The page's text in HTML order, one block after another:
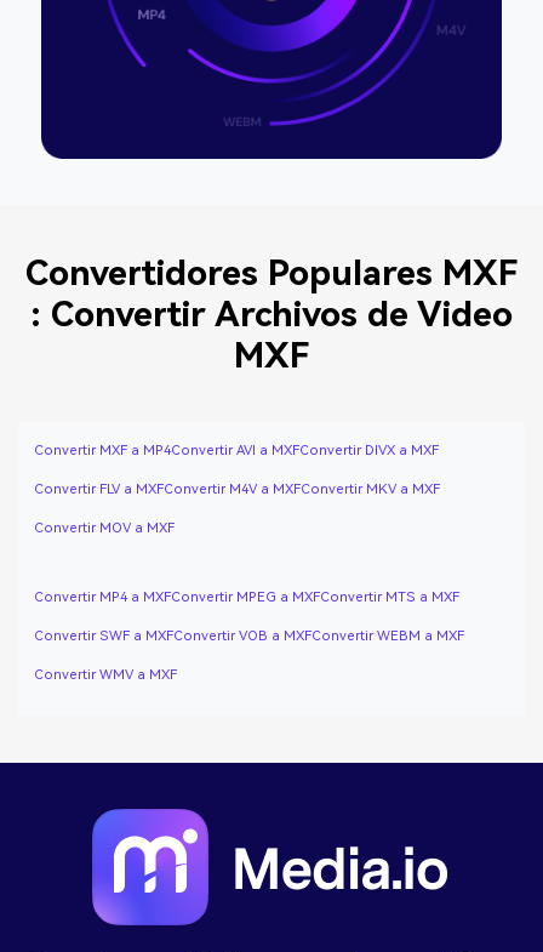
Convertidores Populares MXF
: Convertir Archivos de Video
MXF
Convertir MXF a MP4Convertir AVI a MXFConvertir DIVX a MXF
Convertir FLV a MXFConvertir M4V a MXFConvertir MKV a MXF
Convertir MOV a MXF
Convertir MP4 a MXFConvertir MPEG a MXFConvertir MTS a MXF
Convertir SWF a MXFConvertir VOB a MXFConvertir WEBM a MXF
Convertir WMV a MXF